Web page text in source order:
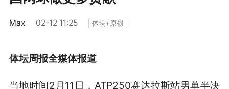
Max 02-12 11:25 体坛+原创
体坛周报全媒体报道
当地时间2月11日，ATP250赛达拉斯站男单半决